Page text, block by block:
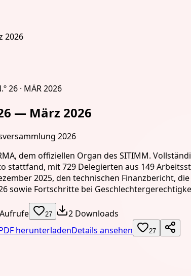
26 · MÄR 2026
— März 2026
2026
dem offiziellen Organ des SITIMM.
stattfand, mit 729 Delegierten aus 149
2025, den technischen Finanzbericht,
sowie Fortschritte bei
27
2 Downloads
herunterladenDetails ansehen 27